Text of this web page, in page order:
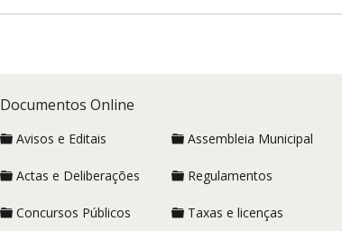
Documentos Online
Avisos e Editais
Actas e Deliberações
Concursos Públicos
Assembleia Municipal
Regulamentos
Taxas e licenças